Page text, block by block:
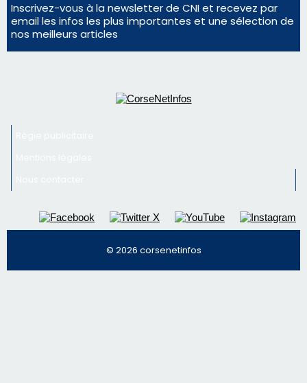
Inscrivez-vous à la newsletter de CNI et recevez par
email les infos les plus importantes et une sélection de
nos meilleurs articles
© 2026 corsenetinfos